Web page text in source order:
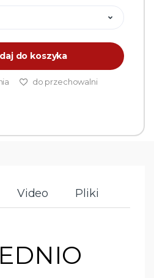
do koszyka
do przechowalni
Video Pliki